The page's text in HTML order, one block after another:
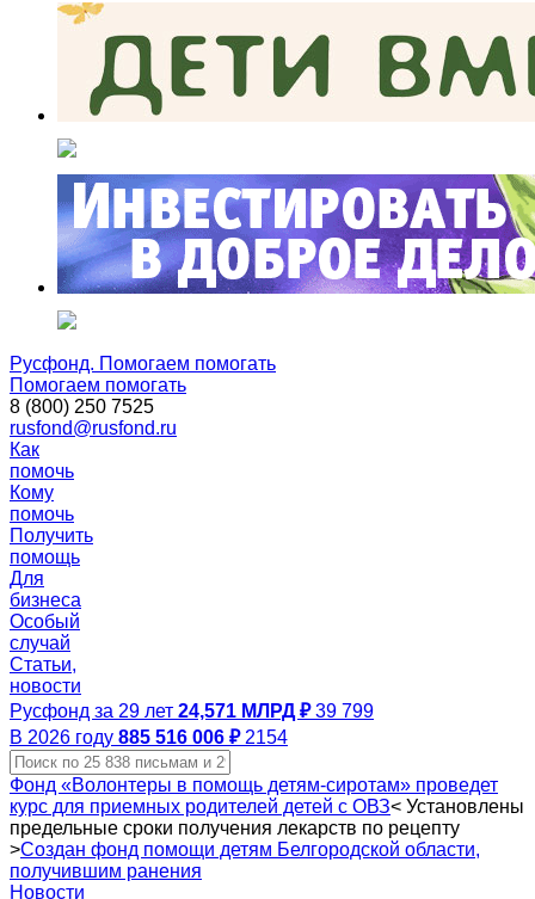
Русфонд. Помогаем помогать
Помогаем помогать
8 (800) 250 7525
rusfond@rusfond.ru
Как
помочь
Кому
помочь
Получить
помощь
Для
бизнеса
Особый
случай
Статьи,
новости
Русфонд за 29 лет 24,571 МЛРД ₽ 39 799
В 2026 году 885 516 006 ₽ 2154
Фонд «Волонтеры в помощь детям‑сиротам» проведет
курс для приемных родителей детей с ОВЗ< Установлены
предельные сроки получения лекарств по рецепту
>Создан фонд помощи детям Белгородской области,
получившим ранения
Новости